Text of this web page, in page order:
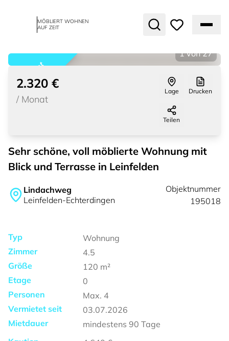
MÖBLIERT WOHNEN
AUF ZEIT
vermietet
1 von 27
2.320 €
/ Monat
Lage Drucken
Teilen
Sehr schöne, voll möblierte Wohnung mit
Blick und Terrasse in Leinfelden
Lindachweg
Leinfelden-Echterdingen
Objektnummer
195018
Typ
Wohnung
Zimmer
4.5
Größe
120 m²
Etage
0
Personen
Max. 4
Vermietet seit
03.07.2026
Mietdauer
mindestens 90 Tage